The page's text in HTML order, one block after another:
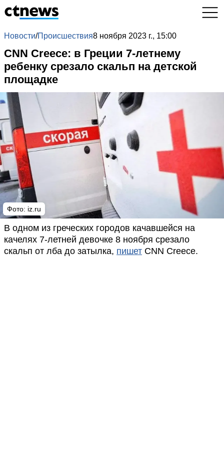
Новости/Происшествия8 ноября 2023 г., 15:00
CNN Creece: в Греции 7-летнему
ребенку срезало скальп на детской
площадке
Фото: iz.ru
В одном из греческих городов качавшейся на
качелях 7-летней девочке 8 ноября срезало
скальп от лба до затылка, пишет CNN Creece.